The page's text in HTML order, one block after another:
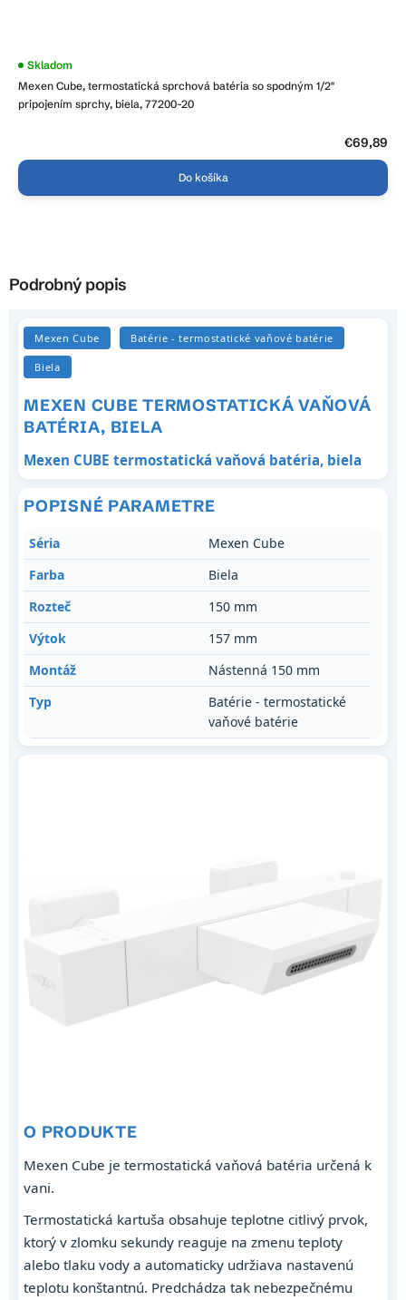
Mexen Cube, termostatická sprchová batéria so spodným 1/2"
pripojením sprchy, biela, 77200-20
Skladom
€69,89
Do košíka
Podrobný popis
Mexen Cube Batérie - termostatické vaňové batérie
Biela
MEXEN CUBE TERMOSTATICKÁ VAŇOVÁ
BATÉRIA, BIELA
Mexen CUBE termostatická vaňová batéria, biela
POPISNÉ PARAMETRE
Séria
Mexen Cube
Farba
Biela
Rozteč
150 mm
Výtok
157 mm
Montáž
Nástenná 150 mm
Typ
Batérie - termostatické
vaňové batérie
O PRODUKTE
Mexen Cube je termostatická vaňová batéria určená k
vani.
Termostatická kartuša obsahuje teplotne citlivý prvok,
ktorý v zlomku sekundy reaguje na zmenu teploty
alebo tlaku vody a automaticky udržiava nastavenú
teplotu konštantnú. Predchádza tak nebezpečnému